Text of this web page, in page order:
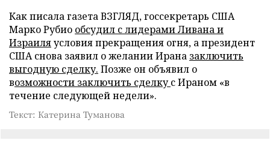
Как писала газета ВЗГЛЯД, госсекретарь США
Марко Рубио обсудил с лидерами Ливана и
Израиляусловия прекращения огня, а президент
США снова заявил о желании Ирана заключить
выгодную сделку. Позже он объявил о
возможности заключить сделкус Ираном «в
течение следующей недели».
Текст: Катерина Туманова